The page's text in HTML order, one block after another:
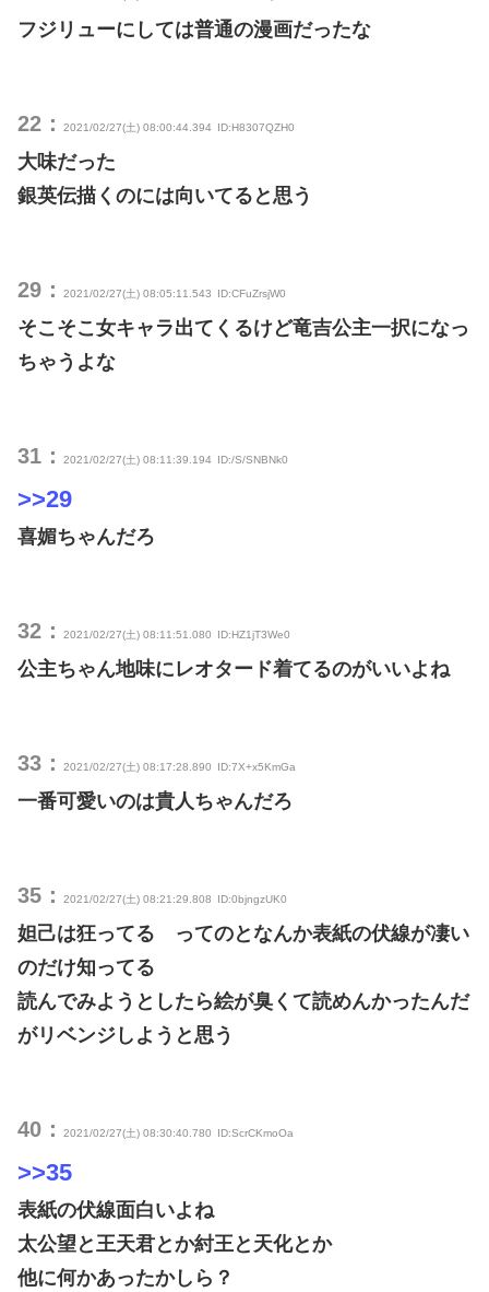
フジリューにしては普通の漫画だったな
22： 2021/02/27(土) 08:00:44.394 ID:H8307QZH0
大味だった
銀英伝描くのには向いてると思う
29： 2021/02/27(土) 08:05:11.543 ID:CFuZrsjW0
そこそこ女キャラ出てくるけど竜吉公主一択になっ
ちゃうよな
31： 2021/02/27(土) 08:11:39.194 ID:/S/SNBNk0
>>29
喜媚ちゃんだろ
32： 2021/02/27(土) 08:11:51.080 ID:HZ1jT3We0
公主ちゃん地味にレオタード着てるのがいいよね
33： 2021/02/27(土) 08:17:28.890 ID:7X+x5KmGa
一番可愛いのは貴人ちゃんだろ
35： 2021/02/27(土) 08:21:29.808 ID:0bjngzUK0
妲己は狂ってる ってのとなんか表紙の伏線が凄い
のだけ知ってる
読んでみようとしたら絵が臭くて読めんかったんだ
がリベンジしようと思う
40： 2021/02/27(土) 08:30:40.780 ID:ScrCKmoOa
>>35
表紙の伏線面白いよね
太公望と王天君とか紂王と天化とか
他に何かあったかしら？